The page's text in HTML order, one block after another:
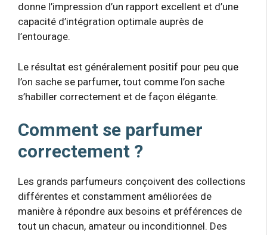
donne l’impression d’un rapport excellent et d’une
capacité d’intégration optimale auprès de
l’entourage.
Le résultat est généralement positif pour peu que
l’on sache se parfumer, tout comme l’on sache
s’habiller correctement et de façon élégante.
Comment se parfumer
correctement ?
Les grands parfumeurs conçoivent des collections
différentes et constamment améliorées de
manière à répondre aux besoins et préférences de
tout un chacun, amateur ou inconditionnel. Des